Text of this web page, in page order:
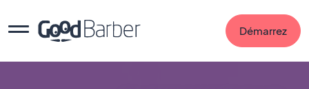
Démarrez